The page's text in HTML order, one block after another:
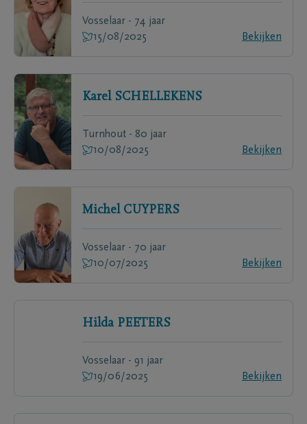
Vosselaar - 74 jaar
15/08/2025
Bekijken
Karel SCHELLEKENS
Turnhout - 80 jaar
10/08/2025
Bekijken
Michel CUYPERS
Vosselaar - 70 jaar
10/07/2025
Bekijken
Hilda PEETERS
Vosselaar - 91 jaar
19/06/2025
Bekijken